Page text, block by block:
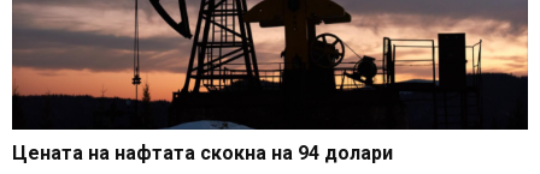
Цената на нафтата скокна на 94 долари